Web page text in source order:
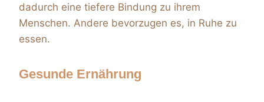
dadurch eine tiefere Bindung zu ihrem
Menschen. Andere bevorzugen es, in Ruhe zu
essen.
Gesunde Ernährung